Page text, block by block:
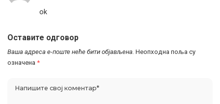
ok
Оставите одговор
Ваша адреса е-поште неће бити објављена. Неопходна поља су
означена *